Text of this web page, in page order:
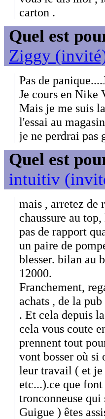
carton .
Quel est
Ziggy
Pas de
Je cours en Nike
Mais je me suis
l'essai au
je ne perdrai pas
Quel est
intuitiv
mais , arretez de
chaussure au
pas de rapport
un paire de
blesser. bilan au
12000.
Franchement,
achats , de la
. Et cela depuis
cela vous coute
prennent tout
vont bosser où
leur travail ( et je
etc...).ce que
tronconneuse
Guigue ) êtes